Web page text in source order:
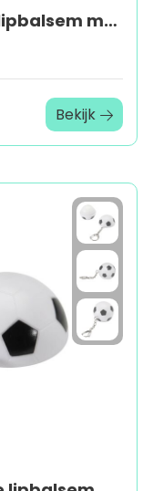
Zuri voetbalvormige vanille lipbalsem met SPF 15
Bekijk